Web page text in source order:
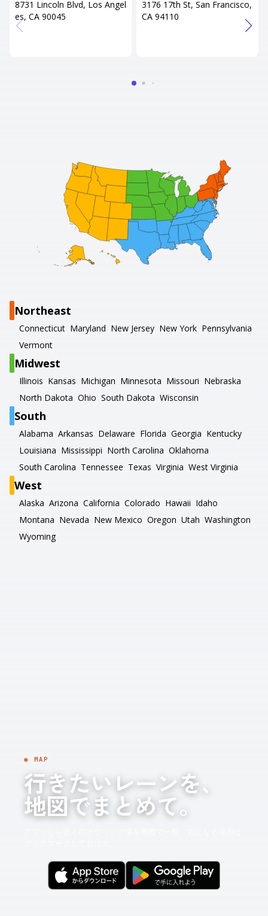
8731 Lincoln Blvd, Los Angel
es, CA 90045
3176 17th St, San Francisco,
CA 94110
Northeast
Connecticut Maryland New Jersey New York Pennsylvania
Vermont
Midwest
Illinois Kansas Michigan Minnesota Missouri Nebraska
North Dakota Ohio South Dakota Wisconsin
South
Alabama Arkansas Delaware Florida Georgia Kentucky
Louisiana Mississippi North Carolina Oklahoma
South Carolina Tennessee Texas Virginia West Virginia
West
Alaska Arizona California Colorado Hawaii Idaho
Montana Nevada New Mexico Oregon Utah Washington
Wyoming
◉ MAP
行きたいレーンを、
地図でまとめて。